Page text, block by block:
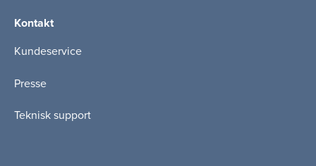
Kontakt
Kundeservice
Presse
Teknisk support